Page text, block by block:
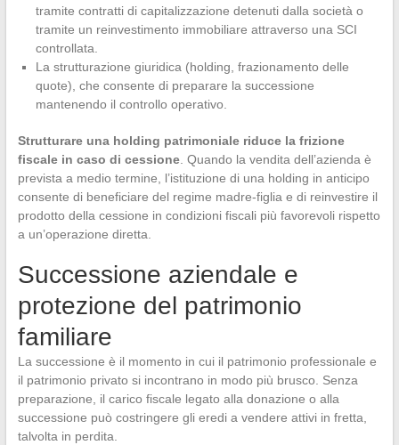
tramite contratti di capitalizzazione detenuti dalla società o
tramite un reinvestimento immobiliare attraverso una SCI
controllata.
La strutturazione giuridica (holding, frazionamento delle
quote), che consente di preparare la successione
mantenendo il controllo operativo.
Strutturare una holding patrimoniale riduce la frizione
fiscale in caso di cessione. Quando la vendita dell’azienda è
prevista a medio termine, l’istituzione di una holding in anticipo
consente di beneficiare del regime madre-figlia e di reinvestire il
prodotto della cessione in condizioni fiscali più favorevoli rispetto
a un’operazione diretta.
Successione aziendale e
protezione del patrimonio
familiare
La successione è il momento in cui il patrimonio professionale e
il patrimonio privato si incontrano in modo più brusco. Senza
preparazione, il carico fiscale legato alla donazione o alla
successione può costringere gli eredi a vendere attivi in fretta,
talvolta in perdita.